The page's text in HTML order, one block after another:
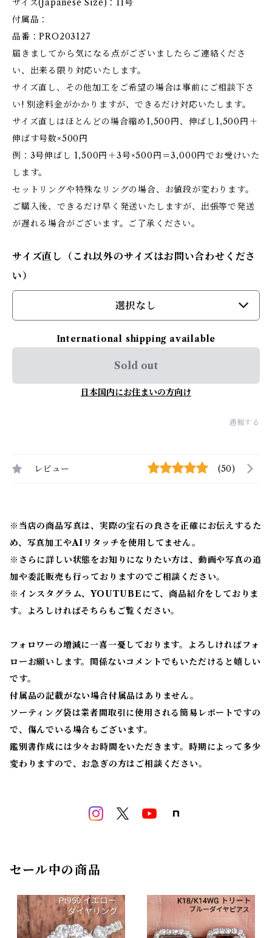
サイズ(Japanese Size)：11号
付属品：
品番：PRO203127
届きましてから気になる点がございましたらご連絡くださ
い、出来る限り対応いたします。
サイズ直し、その他加工をご希望の場合は事前にご相談下さ
い! 別途料金がかかりますが、できるだけ対応いたします。
サイズ直しはほとんどの場合縮め1,500円、伸ばし1,500円＋
伸ばす号数×500円
例：3号伸ばし 1,500円＋3号×500円＝3,000円でお受けいた
します。
セットリングや特殊なリングの場合、お値段が変わります。
ご購入後、できるだけ早く発送いたしますが、出張等で発送
が遅れる場合がございます。ご了承ください。
サイズ直し（これ以外のサイズはお問い合わせくださ
い）
選択なし
International shipping available
Sold out
日本国内にお住まいの方向け
通報する
レビュー (50)
※当店の商品写真は、実際の宝石の良さを正確にお伝えするた
め、写真加工やAIリタッチを使用してません。
※ さらに詳しい状態をお知りになりたい方は、動画や写真の追
加や委託販売も行っておりますのでご相談ください。
※ インスタグラム、YOUTUBEにて、商品紹介をしておりま
す。よろしければそちらもご覧ください。
フォロワーの増減に一喜一憂しております。よろしければフォ
ローお願いします。関係ないコメントでもいただけると嬉しい
です。
付属品の記載がない場合付属品はありません。
ソーティング袋は業者間取引に使用される簡易レポートですの
で、傷んでいる場合もございます。
鑑別書作成には少々お時間をいただきます。時期によって多少
変わりますので、お急ぎの方はご相談ください。
セール中の商品